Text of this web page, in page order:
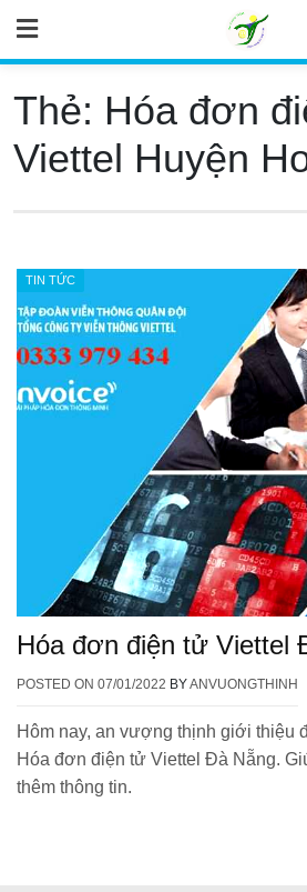
content
Thẻ: Hóa đơn
Viettel Huyện
TIN TỨC
Hóa đơn điện tử Viettel
POSTED ON 07/01/2022 BYANVUONGTHINH
Hôm nay, an vượng thịnh giới thiệu
Hóa đơn điện tử Viettel Đà Nẵng.
thêm thông tin.